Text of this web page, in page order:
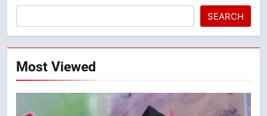
SEARCH
Most Viewed